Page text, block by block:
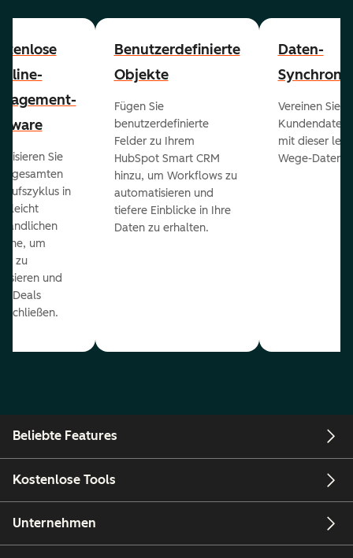
Sie
gesamten
in
leicht
um
zu
und
Deals
Benutzerdefinierte
Objekte
Fügen Sie
benutzerdefinierte
Felder zu Ihrem
HubSpot Smart CRM
hinzu, um Workflows zu
automatisieren und
tiefere Einblicke in Ihre
Daten zu erhalten.
Daten-
Vereinen Sie
Kundendaten
mit dieser
Wege-Daten-
Beliebte Features
Kostenlose Tools
Unternehmen